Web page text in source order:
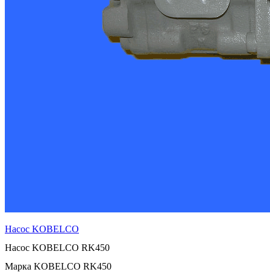
Насос KOBELCO
Насос KOBELCO RK450
Марка KOBELCO RK450